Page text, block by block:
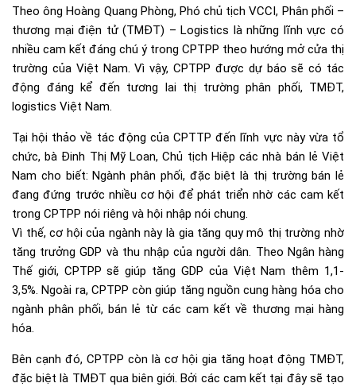
Theo ông Hoàng Quang Phòng, Phó chủ tịch VCCI, Phân phối –
thương mại điện tử (TMĐT) – Logistics là những lĩnh vực có
nhiều cam kết đáng chú ý trong CPTPP theo hướng mở cửa thị
trường của Việt Nam. Vì vậy, CPTPP được dự báo sẽ có tác
động đáng kể đến tương lai thị trường phân phối, TMĐT,
logistics Việt Nam.
Tại hội thảo về tác động của CPTTP đến lĩnh vực này vừa tổ
chức, bà Đinh Thị Mỹ Loan, Chủ tịch Hiệp các nhà bán lẻ Việt
Nam cho biết: Ngành phân phối, đặc biệt là thị trường bán lẻ
đang đứng trước nhiều cơ hội để phát triển nhờ các cam kết
trong CPTPP nói riêng và hội nhập nói chung.
Vì thế, cơ hội của ngành này là gia tăng quy mô thị trường nhờ
tăng trưởng GDP và thu nhập của người dân. Theo Ngân hàng
Thế giới, CPTPP sẽ giúp tăng GDP của Việt Nam thêm 1,1-
3,5%. Ngoài ra, CPTPP còn giúp tăng nguồn cung hàng hóa cho
ngành phân phối, bán lẻ từ các cam kết về thương mại hàng
hóa.
Bên cạnh đó, CPTPP còn là cơ hội gia tăng hoạt động TMĐT,
đặc biệt là TMĐT qua biên giới. Bởi các cam kết tại đây sẽ tạo